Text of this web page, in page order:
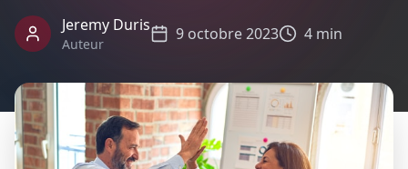
Jeremy Duris
Auteur
9 octobre 2023 4 min